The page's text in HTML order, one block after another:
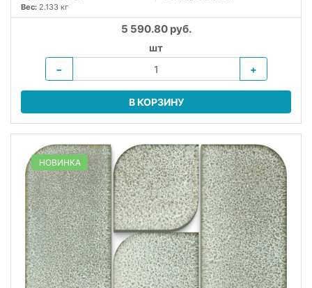
Вес: 2.133 кг
5 590.80 руб.
шт
−
+
В КОРЗИНУ
НОВИНКА